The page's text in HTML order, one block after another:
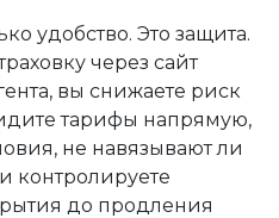
удобство. Это защита.
через сайт
вы снижаете риск
тарифы напрямую,
не навязывают ли
контролируете
до продления